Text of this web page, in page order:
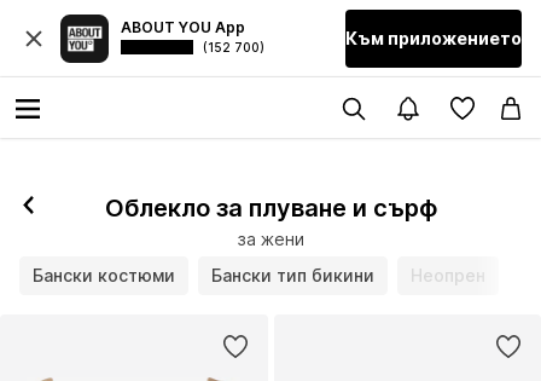
ABOUT YOU App
(152 700) Към приложението
Облекло за плуване и сърф
за жени
Бански костюми
Бански тип бикини Неопрен